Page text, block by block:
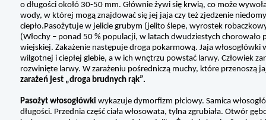
o długości okołó 30-50 mm. Głównie żywi się krwią, co może
wody, w której mogą znajdować się jej jaja czy też zjedzenie
ciepło.Pasożytuje w jelicie grubym (jelito ślepe, wyrostek
(Włochy – ponad 50 % populacji, w latach dwudziestych
wiejskiej. Zakażenie następuje droga pokarmową. Jaja
wilgotnej i ciepłej glebie, a w ich wnętrzu powstać larwy. Człowiek
rozwinięte larwy. W zarażeniu pośredniczą muchy, które przenoszą
zarażeń jest „droga brudnych rąk”.
Pasożyt włosogłówki wykazuje dymorfizm płciowy. Samica
długości. Przednia część ciała włosowata, tylna zgrubiała. Otwór